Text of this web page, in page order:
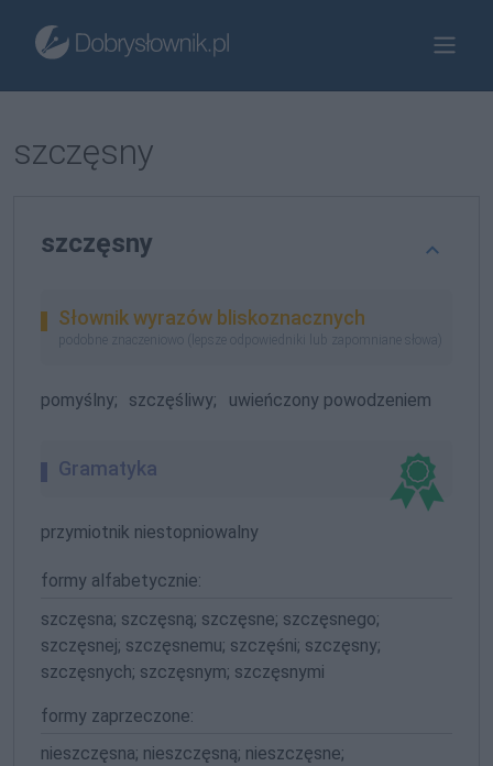
szczęsny
szczęsny
Słownik wyrazów bliskoznacznych
podobne znaczeniowo (lepsze odpowiedniki lub zapomniane słowa)
pomyślny; szczęśliwy; uwieńczony powodzeniem
Gramatyka
przymiotnik niestopniowalny
formy alfabetycznie:
szczęsna; szczęsną; szczęsne; szczęsnego;
szczęsnej; szczęsnemu; szczęśni; szczęsny;
szczęsnych; szczęsnym; szczęsnymi
formy zaprzeczone:
nieszczęsna; nieszczęsną; nieszczęsne;